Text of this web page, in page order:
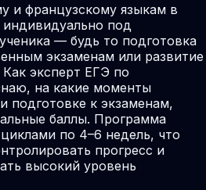
и французскому языкам в
под
— будь то подготовка
экзаменам или развитие
эксперт ЕГЭ по
на какие моменты
подготовке к экзаменам,
баллы. Программа
по 4–6 недель, что
прогресс и
высокий уровень